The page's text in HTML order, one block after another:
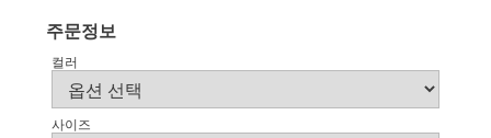
주문정보
컬러
사이즈